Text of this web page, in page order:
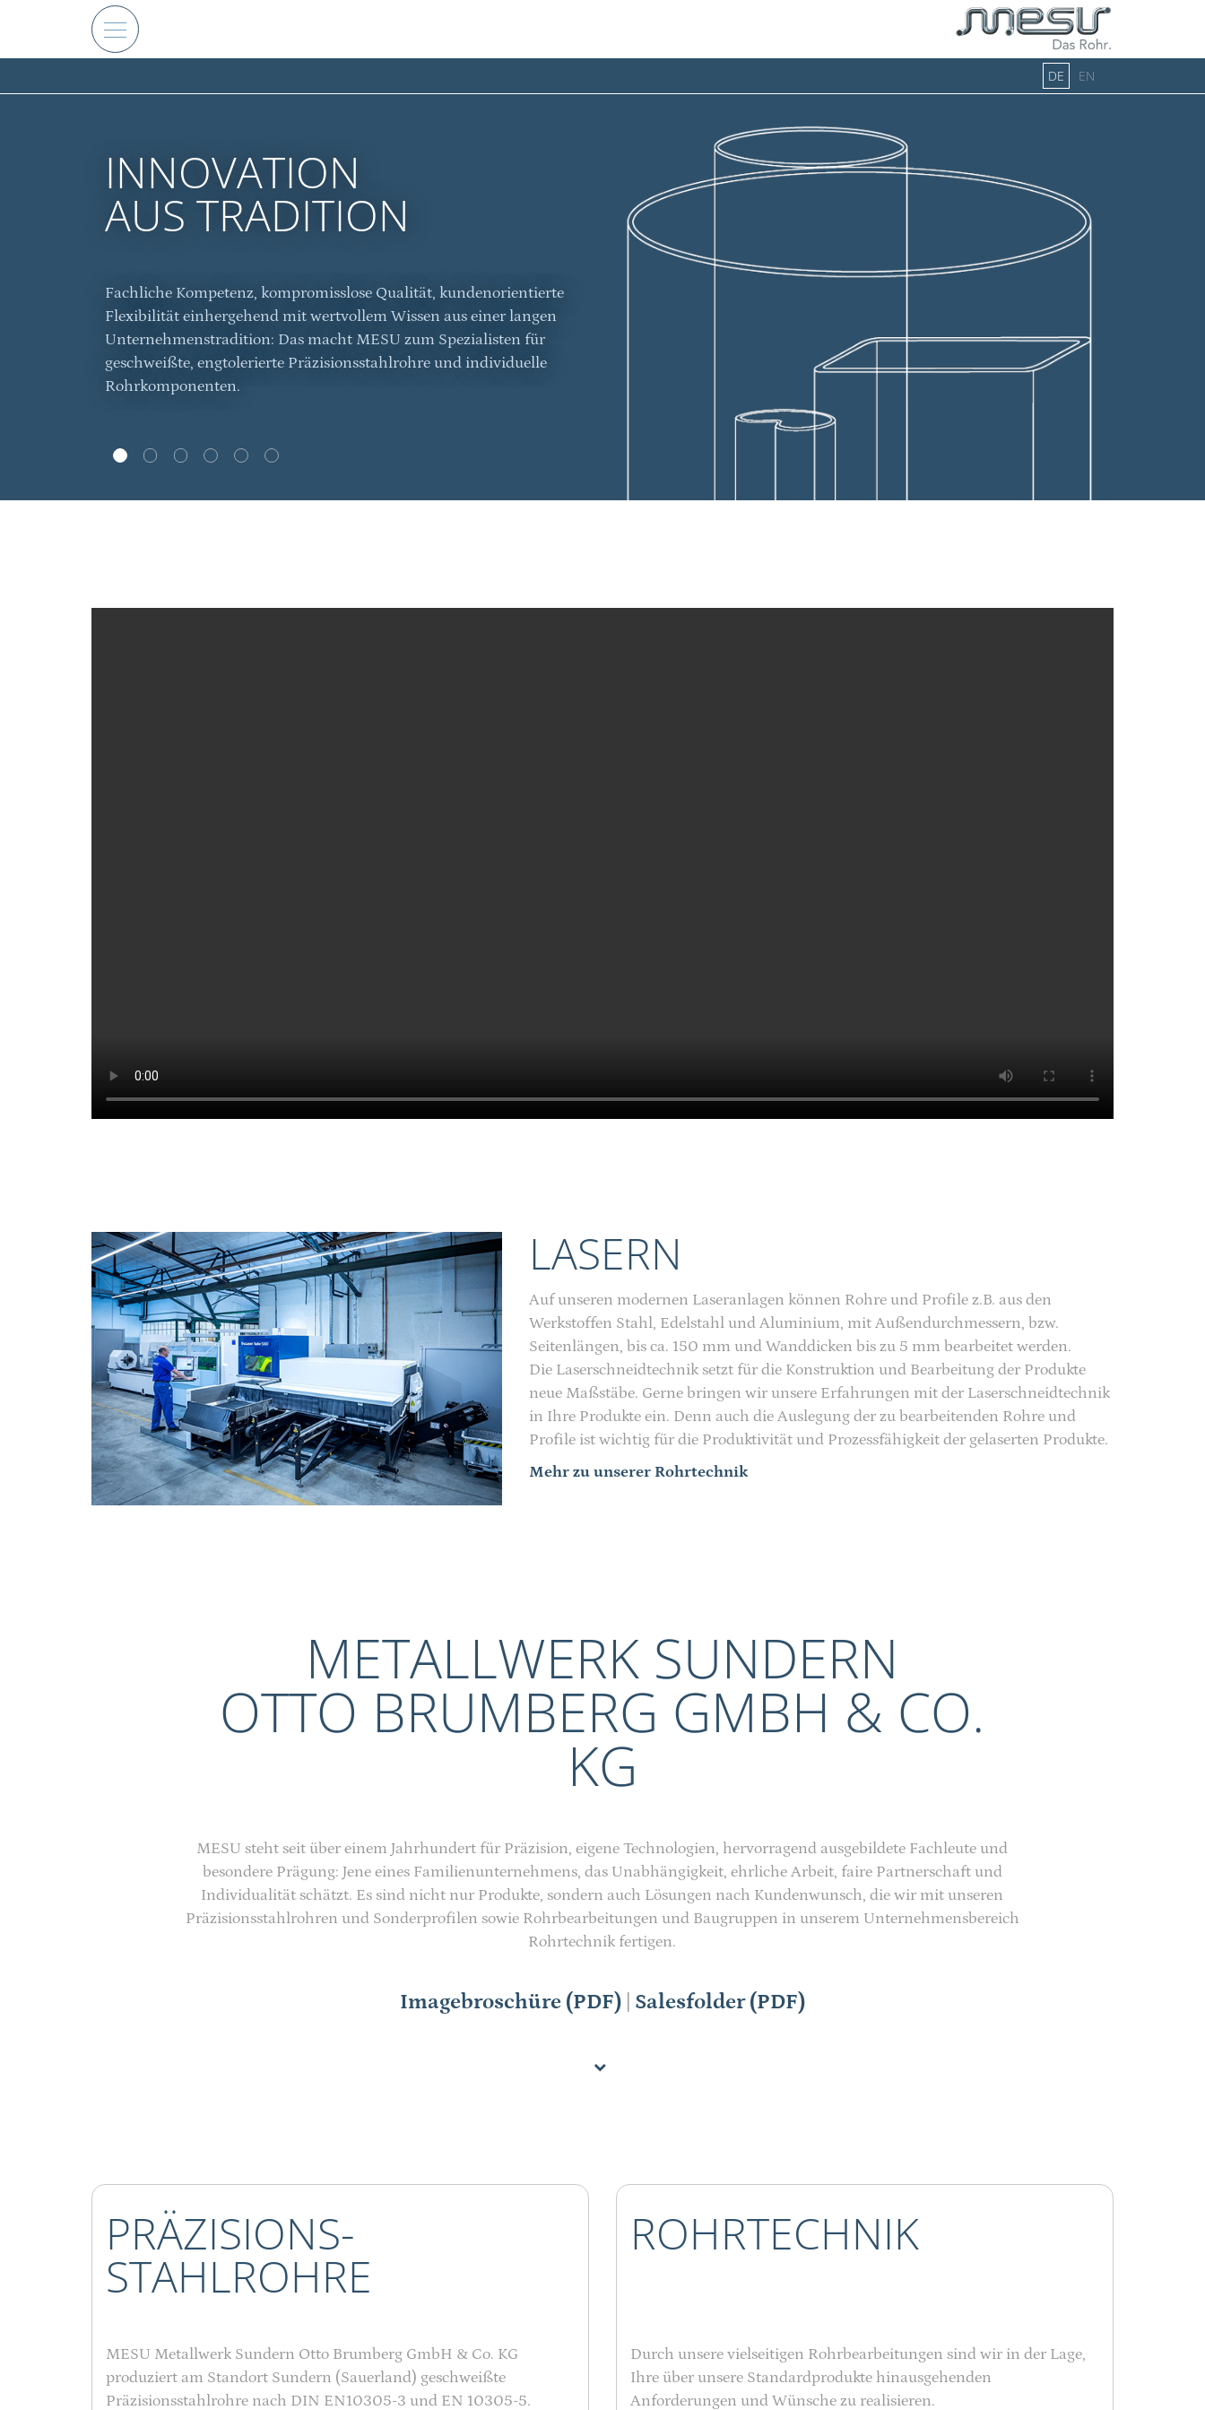
DE EN
INNOVATION
AUS TRADITION
Fachliche Kompetenz, kompromisslose Qualität, kundenorientierte
Flexibilität einhergehend mit wertvollem Wissen aus einer langen
Unternehmenstradition: Das macht MESU zum Spezialisten für
geschweißte, engtolerierte Präzisionsstahlrohre und individuelle
Rohrkomponenten.
LASERN
Auf unseren modernen Laseranlagen können Rohre und Profile z.B. aus den
Werkstoffen Stahl, Edelstahl und Aluminium, mit Außendurchmessern, bzw.
Seitenlängen, bis ca. 150 mm und Wanddicken bis zu 5 mm bearbeitet werden.
Die Laserschneidtechnik setzt für die Konstruktion und Bearbeitung der Produkte
neue Maßstäbe. Gerne bringen wir unsere Erfahrungen mit der Laserschneidtechnik
in Ihre Produkte ein. Denn auch die Auslegung der zu bearbeitenden Rohre und
Profile ist wichtig für die Produktivität und Prozessfähigkeit der gelaserten Produkte.
Mehr zu unserer Rohrtechnik
METALL­WERK SUNDERN
OTTO BRUMBERG GMBH & CO.
KG
MESU steht seit über einem Jahrhundert für Präzision, eigene Technologien, hervorragend ausgebildete Fachleute und
besondere Prägung: Jene eines Familienunternehmens, das Unabhängigkeit, ehrliche Arbeit, faire Partnerschaft und
Individualität schätzt. Es sind nicht nur Produkte, sondern auch Lösungen nach Kundenwunsch, die wir mit unseren
Präzisionsstahlrohren und Sonderprofilen sowie Rohrbearbeitungen und Baugruppen in unserem Unternehmensbereich
Rohrtechnik fertigen.
Imagebroschüre (PDF)| Salesfolder (PDF)
PRÄZISIONS-
STAHLROHRE
MESU Metallwerk Sundern Otto Brumberg GmbH & Co. KG
produziert am Standort Sundern (Sauerland) geschweißte
Präzisionsstahlrohre nach DIN EN10305-3 und EN 10305-5.
ROHR­TECHNIK
Durch unsere vielseitigen Rohrbearbeitungen sind wir in der Lage,
Ihre über unsere Standardprodukte hinausgehenden
Anforderungen und Wünsche zu realisieren.